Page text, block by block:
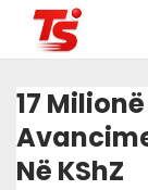
17
Në KShZ